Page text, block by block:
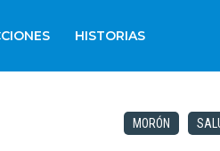
HISTORIAS
MORÓN